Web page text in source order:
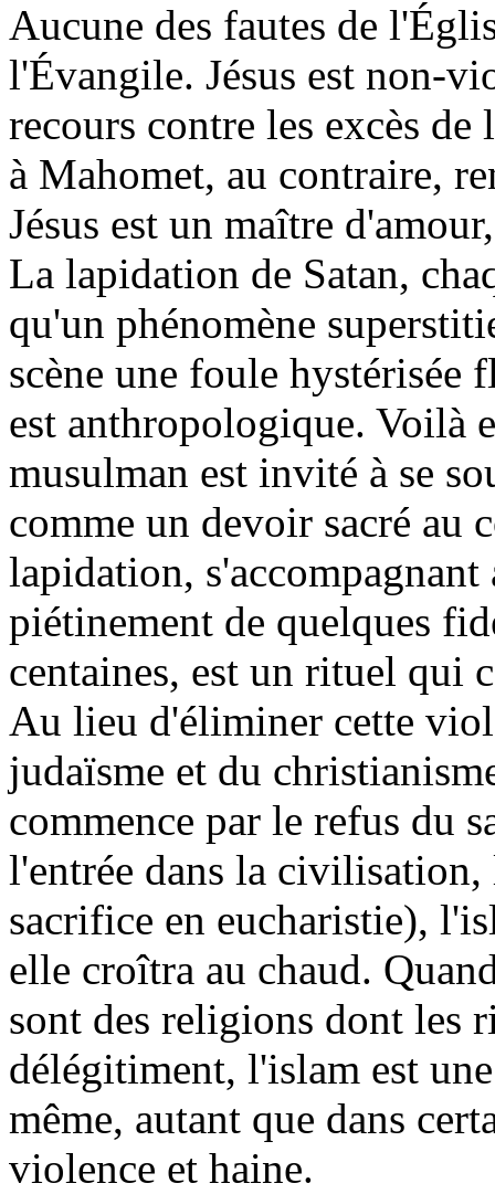
Aucune des fautes de
l'Évangile. Jésus est non-
recours contre les excès
à Mahomet, au contraire,
Jésus est un maître
La lapidation de Satan,
qu'un phénomène
scène une foule hystérisée
est anthropologique. Voilà
musulman est invité à se
comme un devoir sacré au
lapidation,
piétinement de quelques
centaines, est un rituel qui
Au lieu d'éliminer cette
judaïsme et du
commence par le refus du
l'entrée dans la
sacrifice en eucharistie),
elle croîtra au chaud.
sont des religions dont les
délégitiment, l'islam est
même, autant que dans
violence et haine.